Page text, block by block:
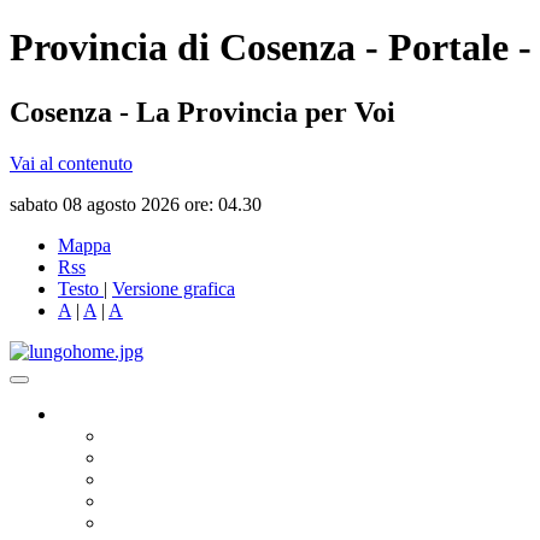
Provincia di Cosenza - Portale
Cosenza - La Provincia per Voi
Vai al contenuto
sabato 08 agosto 2026 ore: 04.30
Mappa
Rss
Testo | Versione grafica
A | A | A